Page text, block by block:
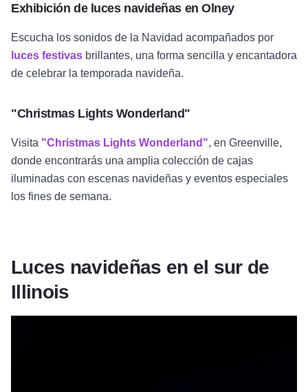
Exhibición de luces navideñas en Olney
Escucha los sonidos de la Navidad acompañados por
luces festivas brillantes, una forma sencilla y encantadora
de celebrar la temporada navideña.
"Christmas Lights Wonderland"
Visita "Christmas Lights Wonderland", en Greenville,
donde encontrarás una amplia colección de cajas
iluminadas con escenas navideñas y eventos especiales
los fines de semana.
Luces navideñas en el sur de
Illinois